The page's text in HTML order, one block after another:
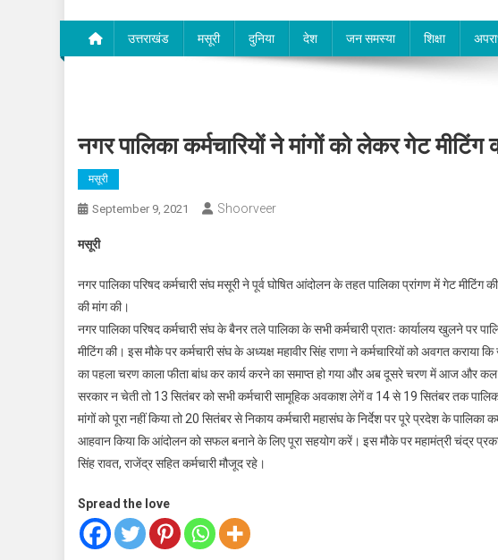
उत्तराखंड मसूरी दुनिया देश जन समस्या शिक्षा
नगर पालिका कर्मचारियों ने मांगों को लेकर गेट मीटिंग
मसूरी
September 9, 2021 Shoorveer
मसूरी
नगर पालिका परिषद कर्मचारी संघ मसूरी ने पूर्व घोषित आंदोलन के तहत पालिका प्रांगण में गेट
की मांग की।
नगर पालिका परिषद कर्मचारी संघ के बैनर तले पालिका के सभी कर्मचारी प्रातः कार्यालय खुलने पर
मीटिंग की। इस मौके पर कर्मचारी संघ के अध्यक्ष महावीर सिंह राणा ने कर्मचारियों को अवगत कराया
का पहला चरण काला फीता बांध कर कार्य करने का समाप्त हो गया और अब दूसरे चरण में आज और कल
सरकार न चेती तो 13 सितंबर को सभी कर्मचारी सामूहिक अवकाश लेगें व 14 से 19 सितंबर तक
मांगों को पूरा नहीं किया तो 20 सितंबर से निकाय कर्मचारी महासंघ के निर्देश पर पूरे प्रदेश के
आहवान किया कि आंदोलन को सफल बनाने के लिए पूरा सहयोग करें। इस मौके पर महामंत्री चंद्र
सिंह रावत, राजेंद्र सहित कर्मचारी मौजूद रहे।
Spread the love